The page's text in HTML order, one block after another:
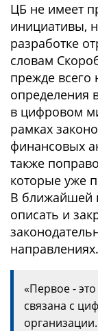
ЦБ не имеет
инициативы,
разработке
словам
прежде всего
определения
в цифровом
рамках
финансовых
также
которые уже
В ближайшей
описать и
направлениях.
«Первое -
связана с